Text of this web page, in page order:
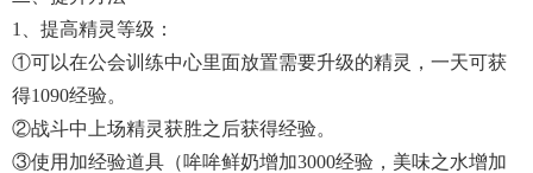
1、提高精灵等级：
①可以在公会训练中心里面放置需要升级的精灵，一天可获
得1090经验。
②战斗中上场精灵获胜之后获得经验。
③使用加经验道具（哞哞鲜奶增加3000经验，美味之水增加